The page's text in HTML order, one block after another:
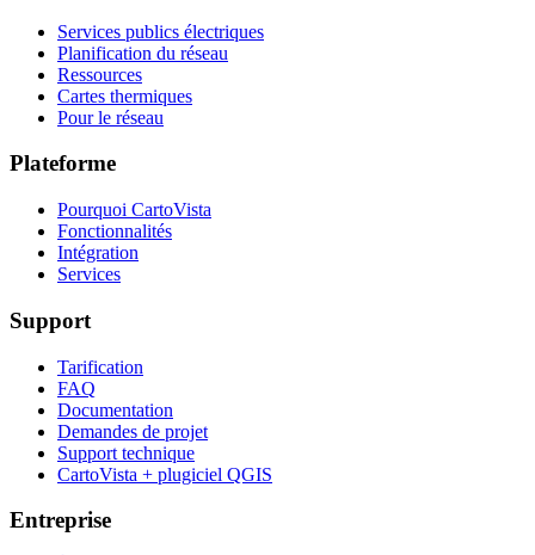
Services publics électriques
Planification du réseau
Ressources
Cartes thermiques
Pour le réseau
Plateforme
Pourquoi CartoVista
Fonctionnalités
Intégration
Services
Support
Tarification
FAQ
Documentation
Demandes de projet
Support technique
CartoVista + plugiciel QGIS
Entreprise